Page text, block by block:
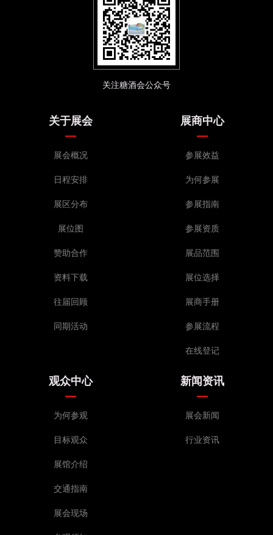
关注糖酒会公众号
关于展会
展会概况
日程安排
展区分布
展位图
赞助合作
资料下载
往届回顾
同期活动
展商中心
参展效益
为何参展
参展指南
参展资质
展品范围
展位选择
展商手册
参展流程
在线登记
观众中心
为何参观
目标观众
展馆介绍
交通指南
展会现场
新闻资讯
展会新闻
行业资讯